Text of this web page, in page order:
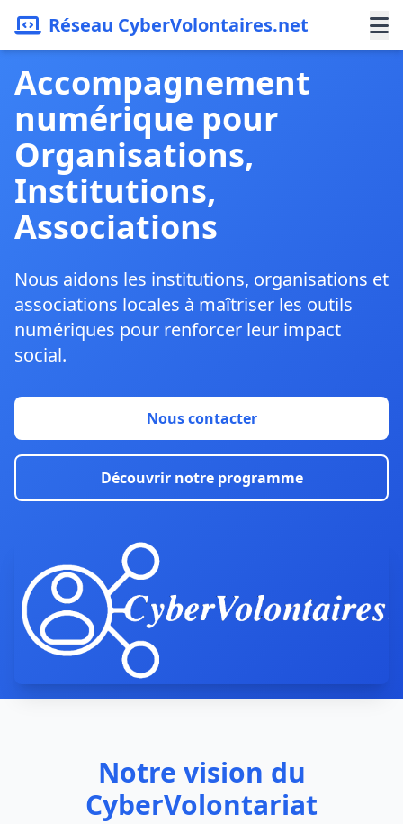
Réseau CyberVolontaires.net
Accompagnement
numérique pour
Organisations,
Institutions,
Associations
Nous aidons les institutions, organisations et
associations locales à maîtriser les outils
numériques pour renforcer leur impact
social.
Nous contacter
Découvrir notre programme
Notre vision du
CyberVolontariat